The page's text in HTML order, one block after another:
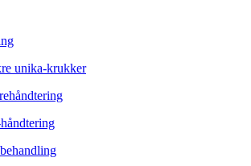
unika-krukker